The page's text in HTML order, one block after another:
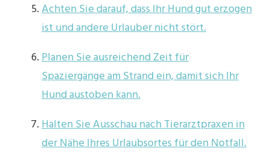
Achten Sie darauf, dass Ihr Hund gut erzogen
ist und andere Urlauber nicht stört.
Planen Sie ausreichend Zeit für
Spaziergänge am Strand ein, damit sich Ihr
Hund austoben kann.
Halten Sie Ausschau nach Tierarztpraxen in
der Nähe Ihres Urlaubsortes für den Notfall.